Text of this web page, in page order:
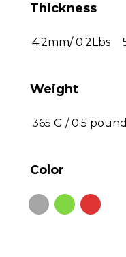
Thickness
4.2mm/ 0.2Lbs
Weight
365 G / 0.5
Color